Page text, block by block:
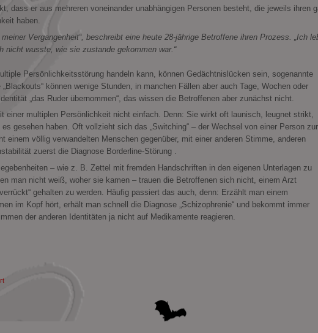
dass er aus mehreren voneinander unabhängigen Personen besteht, die jeweils ihren
haben.
Vergangenheit“, beschreibt eine heute 28-jährige Betroffene ihren Prozess. „Ich
wusste, wie sie zustande gekommen war.“
Persönlichkeitsstörung handeln kann, können Gedächtnislücken sein, sogenannte
können wenige Stunden, in manchen Fällen aber auch Tage, Wochen oder
„das Ruder übernommen“, das wissen die Betroffenen aber zunächst nicht.
einer multiplen Persönlichkeit nicht einfach. Denn: Sie wirkt oft launisch, leugnet strikt,
gesehen haben. Oft vollzieht sich das „Switching“ – der Wechsel von einer Person zur
einem völlig verwandelten Menschen gegenüber, mit einer anderen Stimme, anderen
zuerst die Diagnose Borderline-Störung .
– wie z. B. Zettel mit fremden Handschriften in den eigenen Unterlagen zu
man nicht weiß, woher sie kamen – trauen die Betroffenen sich nicht, einem Arzt
gehalten zu werden. Häufig passiert das auch, denn: Erzählt man einem
im Kopf hört, erhält man schnell die Diagnose „Schizophrenie“ und bekommt immer
der anderen Identitäten ja nicht auf Medikamente reagieren.
für